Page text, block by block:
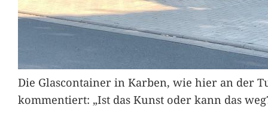
Die Glascontainer in Karben, wie hier an der
kommentiert: „Ist das Kunst oder kann das